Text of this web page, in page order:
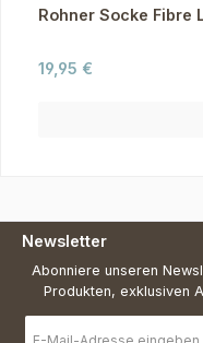
Rohner Socke Fibre
Regulärer Preis:
19,95 €
Newsletter
Abonniere unseren
Produkten, exklusiven